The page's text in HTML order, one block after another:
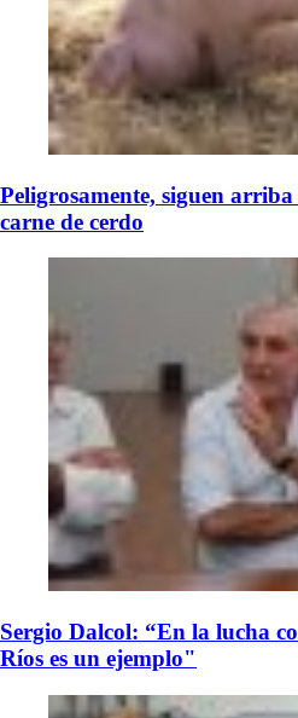
Peligrosamente, siguen
carne de cerdo
Sergio Dalcol: “En la lucha
Ríos es un ejemplo"